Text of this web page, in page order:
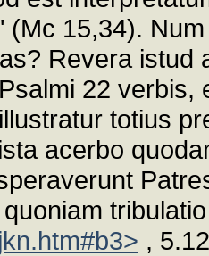
(Mc 15,34).
Revera istud
22 verbis,
totius
acerbo
jkn.htm#b3> ,